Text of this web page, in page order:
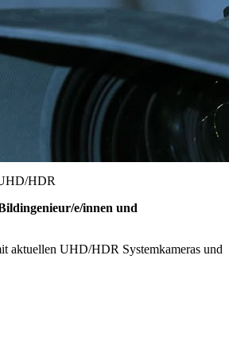
HDR
e/innen und
aktuellen UHD/HDR Systemkameras und